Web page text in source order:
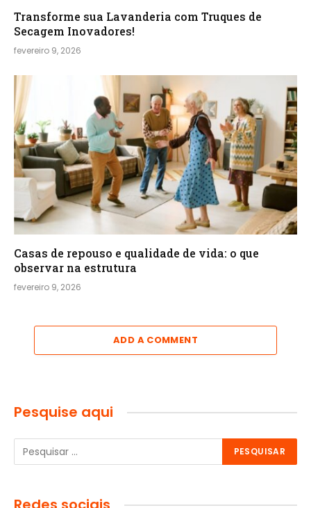
Transforme sua Lavanderia com Truques de
Secagem Inovadores!
fevereiro 9, 2026
Casas de repouso e qualidade de vida: o que
observar na estrutura
fevereiro 9, 2026
ADD A COMMENT
Pesquise aqui